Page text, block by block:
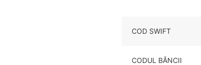
COD SWIFT
CODUL BĂNCII